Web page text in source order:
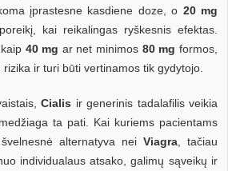
įprastesne kasdiene doze, o 20 mg
kai reikalingas ryškesnis efektas.
40 mg ar net minimos 80 mg formos,
ir turi būti vertinamos tik gydytojo.
Cialis ir generinis tadalafilis veikia
ta pati. Kai kuriems pacientams
alternatyva nei Viagra, tačiau
individualaus atsako, galimų sąveikų ir